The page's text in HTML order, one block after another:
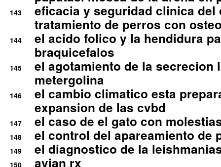
143
eficacia y seguridad clinica del
tratamiento de perros con
144
el acido folico y la hendidura
braquicefalos
145
el agotamiento de la secrecion
metergolina
146
el cambio climatico esta
expansion de las cvbd
147 el caso de el gato con
148 el control del apareamiento de
149 el diagnostico de la
150 avian rx